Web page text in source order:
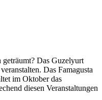
Das Guzelyurt
Das Famagusta
im Oktober das
diesen Veranstaltungen